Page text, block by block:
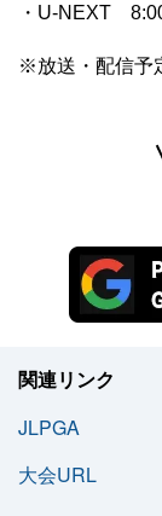
・U-NEXT
※放送・配信予
関連リンク
JLPGA
大会URL